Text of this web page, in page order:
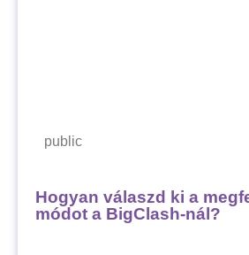
public
Hogyan válaszd ki a
módot a BigClash-nál?